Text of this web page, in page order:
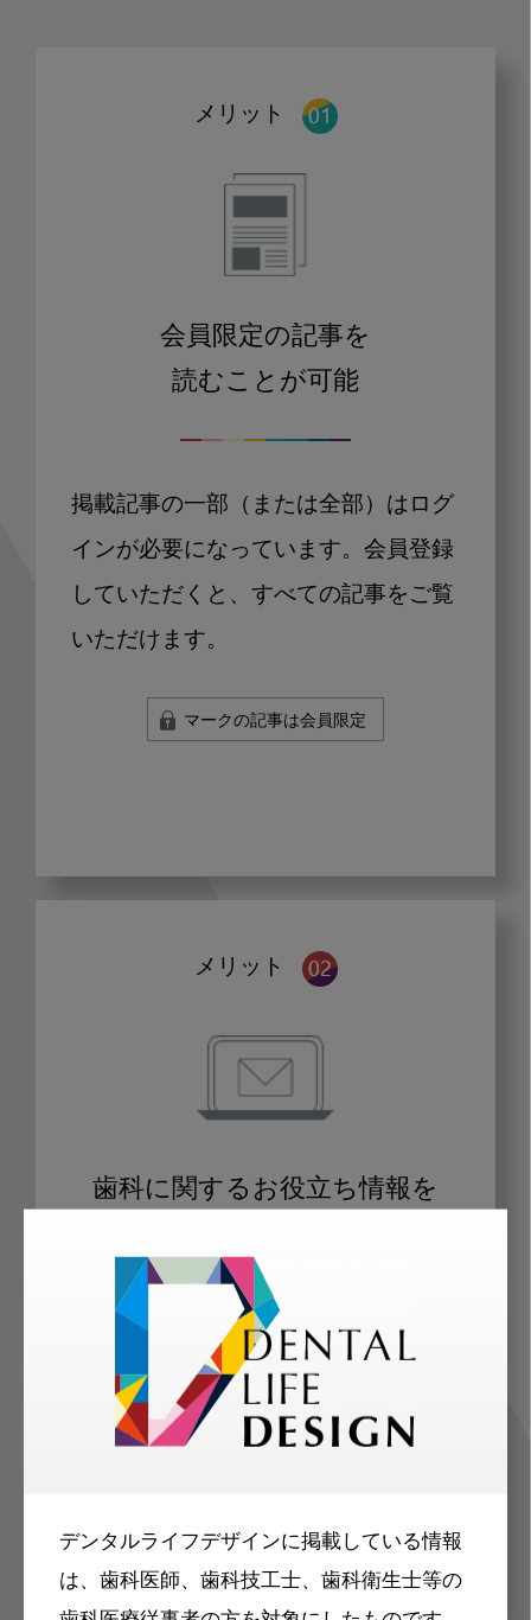
デンタルライフデザインに掲載している情報
は、歯科医師、歯科技工士、歯科衛生士等の
メリット
会員限定の記事を
読むことが可能
掲載記事の一部（または全部）はログ
インが必要になっています。会員登録
していただくと、すべての記事をご覧
いただけます。
マークの記事は会員限定
メリット
歯科に関するお役立ち情報を
ご登録いただいた職種（歯科医師、歯
科衛生士、歯科技工士）に合わせた内
容のメールマガジンをお届けします。